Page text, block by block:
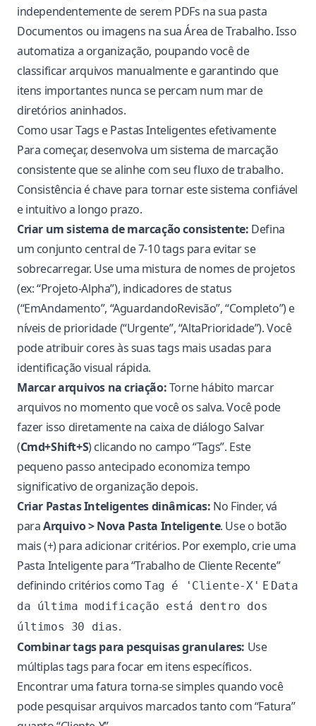
independentemente de serem PDFs na sua pasta
Documentos ou imagens na sua Área de Trabalho. Isso
automatiza a organização, poupando você de
classificar arquivos manualmente e garantindo que
itens importantes nunca se percam num mar de
diretórios aninhados.
Como usar Tags e Pastas Inteligentes efetivamente
Para começar, desenvolva um sistema de marcação
consistente que se alinhe com seu fluxo de trabalho.
Consistência é chave para tornar este sistema confiável
e intuitivo a longo prazo.
Criar um sistema de marcação consistente: Defina
um conjunto central de 7-10 tags para evitar se
sobrecarregar. Use uma mistura de nomes de projetos
(ex: “Projeto-Alpha”), indicadores de status
(“EmAndamento”, “AguardandoRevisão”, “Completo”) e
níveis de prioridade (“Urgente”, “AltaPrioridade”). Você
pode atribuir cores às suas tags mais usadas para
identificação visual rápida.
Marcar arquivos na criação:Torne hábito marcar
arquivos no momento que você os salva. Você pode
fazer isso diretamente na caixa de diálogo Salvar
(Cmd+Shift+S) clicando no campo “Tags”. Este
pequeno passo antecipado economiza tempo
significativo de organização depois.
Criar Pastas Inteligentes dinâmicas: No Finder, vá
paraArquivo > Nova Pasta Inteligente. Use o botão
mais (+) para adicionar critérios. Por exemplo, crie uma
Pasta Inteligente para “Trabalho de Cliente Recente”
definindo critérios comoTag é 'Cliente-X' E Data
da última modificação está dentro dos
últimos 30 dias.
Combinar tags para pesquisas granulares: Use
múltiplas tags para focar em itens específicos.
Encontrar uma fatura torna-se simples quando você
pode pesquisar arquivos marcados tanto com “Fatura”